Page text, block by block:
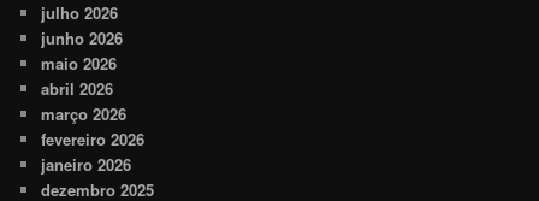
julho 2026
junho 2026
maio 2026
abril 2026
março 2026
fevereiro 2026
janeiro 2026
dezembro 2025